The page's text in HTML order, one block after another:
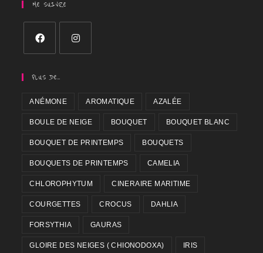
ME SUIVRE
PLUS DE…
ANÉMONE AROMATIQUE AZALÉE
BOULE DE NEIGE BOUQUET BOUQUET BLANC
BOUQUET DE PRINTEMPS BOUQUETS
BOUQUETS DE PRINTEMPS CAMELIA
CHLOROPHYTUM CINERAIRE MARITIME
COURGETTES CROCUS DAHLIA
FORSYTHIA GAURAS
GLOIRE DES NEIGES ( CHIONODOXA) IRIS